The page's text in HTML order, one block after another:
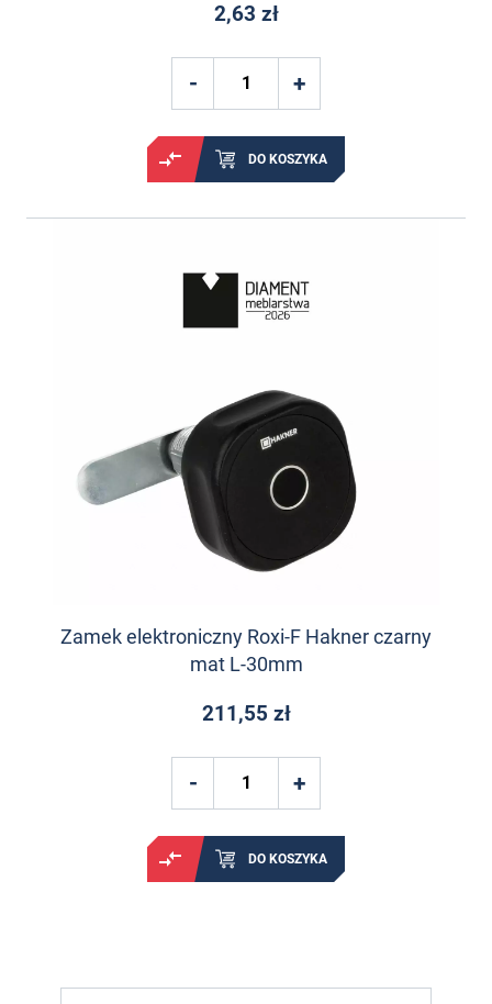
2,63 zł
DO KOSZYKA
Zamek elektroniczny Roxi-F Hakner czarny
mat L-30mm
211,55 zł
DO KOSZYKA